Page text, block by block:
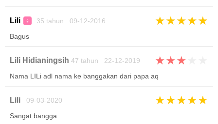
Lili ♀ 35 tahun 09-12-2016 ★★★★★
Bagus
Lili Hidianingsih 47 tahun 22-12-2019 ★★★
Nama LILi adl nama ke banggakan dari papa aq
Lili 09-03-2020 ★★★★★
Sangat bangga